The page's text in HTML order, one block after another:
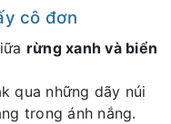
cô đơn
rừng xanh và biển
qua những dãy núi
trong ánh nắng.